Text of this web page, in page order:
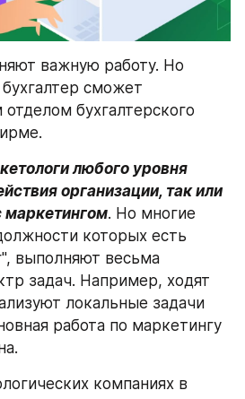
важную работу. Но
сможет
бухгалтерского
любого уровня
организации, так или
маркетингом. Но многие
которых есть
выполняют весьма
задач. Например, ходят
локальные задачи
работа по маркетингу
компаниях в